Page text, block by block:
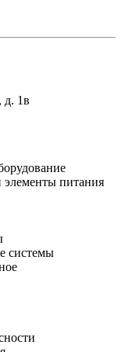
д. 1в
элементы питания
системы